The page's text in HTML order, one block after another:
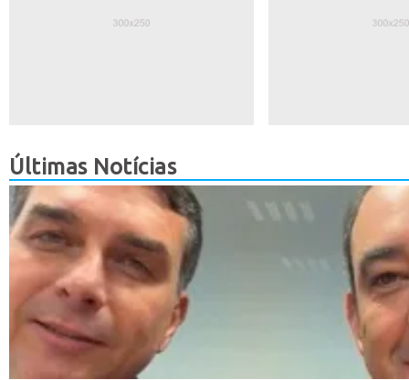
Últimas Notícias